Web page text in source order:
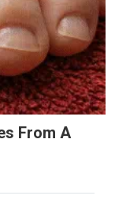
From A